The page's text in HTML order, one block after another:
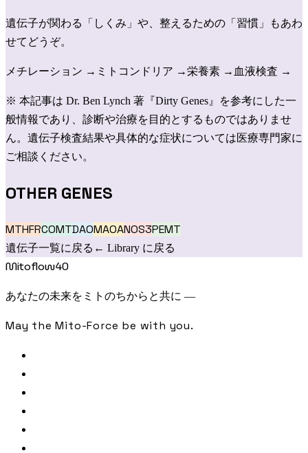
遺伝子が関わる「しくみ」や、整えるための「習慣」もあわ
せてどうぞ。
メチレーション → ミトコンドリア →栄養素 → 血液検査 →
※ 本記事は Dr. Ben Lynch 著『Dirty Genes』を参考にした一
般情報であり、診断や治療を目的とするものではありませ
ん。遺伝子検査結果や具体的な症状については医療専門家に
ご相談ください。
OTHER GENES
MTHFRCOMTDAOMAOANOS3PEMT
遺伝子一覧に戻る ← Library に戻る
Mitoflow40
あなたの未来をミトのちからと共に —
May the Mito-Force be with you.